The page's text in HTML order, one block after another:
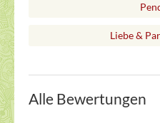
Liebe &
Alle Bewertungen